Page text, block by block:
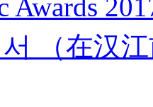
Awards
（在汉